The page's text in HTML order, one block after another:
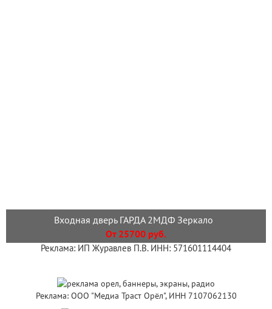
Входная дверь ГАРДА 2МДФ Зеркало
От 25700 руб.
Реклама: ИП Журавлев П.В. ИНН: 571601114404
Реклама: ООО "Медиа Траст Орёл", ИНН 7107062130